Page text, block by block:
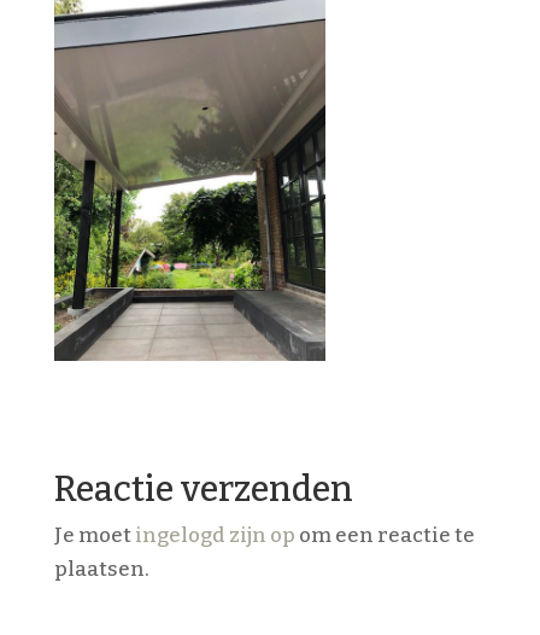
Reactie verzenden
Je moetingelogd zijn op om een reactie te
plaatsen.